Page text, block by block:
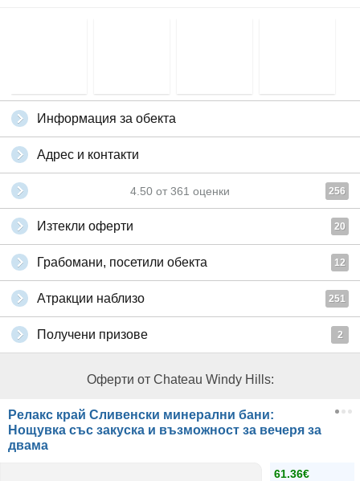
Информация за обекта
Адрес и контакти
4.50 от 361 оценки 256
Изтекли оферти 20
Грабомани, посетили обекта 12
Атракции наблизо 251
Получени призове 2
Оферти от Chateau Windy Hills:
Релакс край Сливенски минерални бани:
Нощувка със закуска и възможност за вечеря за
двама
61.36€